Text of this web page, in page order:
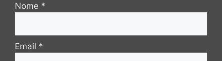
Nome *
Email *